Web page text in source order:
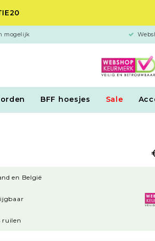
mogelijk
BFF hoesjes Sale
en België
ruilen